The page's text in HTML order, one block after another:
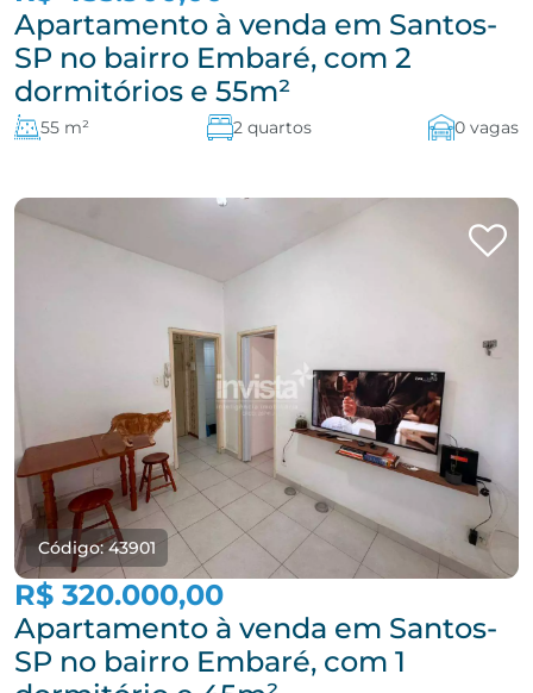
Apartamento à venda em Santos-
SP no bairro Embaré, com 2
dormitórios e 55m²
55 m² 2 quartos 0 vagas
Código: 43901
R$ 320.000,00
Apartamento à venda em Santos-
SP no bairro Embaré, com 1